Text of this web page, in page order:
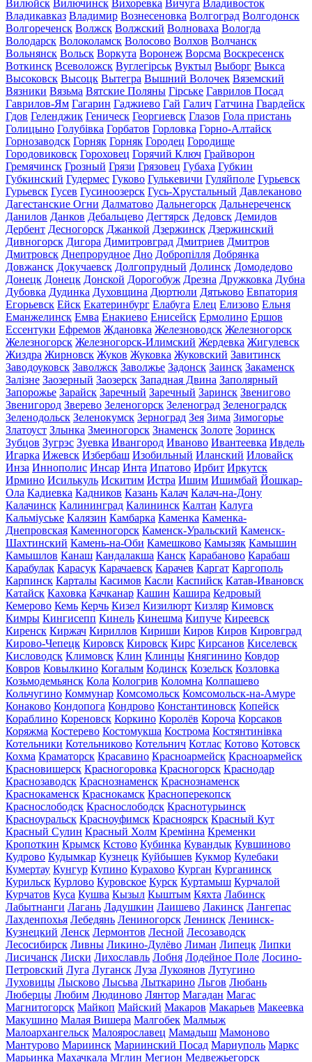
Вилюйск Вилючинск Вихоревка Вичуга Владивосток
Владикавказ Владимир Вознесеновка Волгоград Волгодонск
Волгореченск Волжск Волжский Волноваха Вологда
Володарск Волоколамск Волосово Волхов Волчанск
Вольнянск Вольск Воркута Воронеж Ворсма Воскресенск
Воткинск Всеволожск Вуглегірськ Вуктыл Выборг Выкса
Высоковск Высоцк Вытегра Вышний Волочек Вяземский
Вязники Вязьма Вятские Поляны Гірське Гаврилов Посад
Гаврилов-Ям Гагарин Гаджиево Гай Галич Гатчина Гвардейск
Гдов Геленджик Геническ Георгиевск Глазов Гола пристань
Голицыно Голубівка Горбатов Горловка Горно-Алтайск
Горнозаводск Горняк Горняк Городец Городище
Городовиковск Гороховец Горячий Ключ Грайворон
Гремячинск Грозный Грязи Грязовец Губаха Губкин
Губкинский Гудермес Гуково Гулькевичи Гуляйполе Гурьевск
Гурьевск Гусев Гусиноозерск Гусь-Хрустальный Давлеканово
Дагестанские Огни Далматово Дальнегорск Дальнереченск
Данилов Данков Дебальцево Дегтярск Дедовск Демидов
Дербент Десногорск Джанкой Дзержинск Дзержинский
Дивногорск Дигора Димитровград Дмитриев Дмитров
Дмитровск Днепрорудное Дно Добропілля Добрянка
Довжанск Докучаевск Долгопрудный Долинск Домодедово
Донецк Донецк Донской Дорогобуж Дрезна Дружковка Дубна
Дубовка Дудинка Духовщина Дюртюли Дятьково Евпатория
Егорьевск Ейск Екатеринбург Елабуга Елец Елизово Ельня
Еманжелинск Емва Енакиево Енисейск Ермолино Ершов
Ессентуки Ефремов Ждановка Железноводск Железногорск
Железногорск Железногорск-Илимский Жердевка Жигулевск
Жиздра Жирновск Жуков Жуковка Жуковский Завитинск
Заводоуковск Заволжск Заволжье Задонск Заинск Закаменск
Залізне Заозерный Заозерск Западная Двина Заполярный
Запорожье Зарайск Заречный Заречный Заринск Звенигово
Звенигород Зверево Зеленогорск Зеленоград Зеленоградск
Зеленодольск Зеленокумск Зерноград Зея Зима Зимогорье
Златоуст Злынка Змеиногорск Знаменск Золоте Зоринск
Зубцов Зугрэс Зуевка Ивангород Иваново Ивантеевка Ивдель
Игарка Ижевск Избербаш Изобильный Иланский Иловайск
Инза Иннополис Инсар Инта Ипатово Ирбит Иркутск
Ирмино Исилькуль Искитим Истра Ишим Ишимбай Йошкар-
Ола Кадиевка Кадников Казань Калач Калач-на-Дону
Калачинск Калининград Калининск Калтан Калуга
Кальміуське Калязин Камбарка Каменка Каменка-
Днепровская Каменногорск Каменск-Уральский Каменск-
Шахтинский Камень-на-Оби Камешково Камызяк Камышин
Камышлов Канаш Кандалакша Канск Карабаново Карабаш
Карабулак Карасук Карачаевск Карачев Каргат Каргополь
Карпинск Карталы Касимов Касли Каспийск Катав-Ивановск
Катайск Каховка Качканар Кашин Кашира Кедровый
Кемерово Кемь Керчь Кизел Кизилюрт Кизляр Кимовск
Кимры Кингисепп Кинель Кинешма Кипуче Киреевск
Киренск Киржач Кириллов Кириши Киров Киров Кировград
Кирово-Чепецк Кировск Кировск Кирс Кирсанов Киселевск
Кисловодск Климовск Клин Клинцы Княгинино Ковдор
Ковров Ковылкино Когалым Кодинск Козельск Козловка
Козьмодемьянск Кола Кологрив Коломна Колпашево
Кольчугино Коммунар Комсомольск Комсомольск-на-Амуре
Конаково Кондопога Кондрово Константиновск Копейск
Кораблино Кореновск Коркино Королёв Короча Корсаков
Коряжма Костерево Костомукша Кострома Костянтинівка
Котельники Котельниково Котельнич Котлас Котово Котовск
Кохма Краматорск Красавино Красноармейск Красноармейск
Красновишерск Красногоровка Красногорск Краснодар
Краснозаводск Краснознаменск Краснознаменск
Краснокаменск Краснокамск Красноперекопск
Краснослободск Краснослободск Краснотурьинск
Красноуральск Красноуфимск Красноярск Красный Кут
Красный Сулин Красный Холм Кремінна Кременки
Кропоткин Крымск Кстово Кубинка Кувандык Кувшиново
Кудрово Кудымкар Кузнецк Куйбышев Кукмор Кулебаки
Кумертау Кунгур Купино Курахово Курган Курганинск
Курильск Курлово Куровское Курск Куртамыш Курчалой
Курчатов Куса Кушва Кызыл Кыштым Кяхта Лабинск
Лабытнанги Лагань Ладушкин Лаишево Лакинск Лангепас
Лахденпохья Лебедянь Лениногорск Ленинск Ленинск-
Кузнецкий Ленск Лермонтов Лесной Лесозаводск
Лесосибирск Ливны Ликино-Дулёво Лиман Липецк Липки
Лисичанск Лиски Лихославль Лобня Лодейное Поле Лосино-
Петровский Луга Луганск Луза Лукоянов Лутугино
Луховицы Лысково Лысьва Лыткарино Льгов Любань
Люберцы Любим Людиново Лянтор Магадан Магас
Магнитогорск Майкоп Майский Макаров Макарьев Макеевка
Макушино Малая Вишера Малгобек Малмыж
Малоархангельск Малоярославец Мамадыш Мамоново
Мантурово Мариинск Мариинский Посад Мариуполь Маркс
Марьинка Махачкала Мглин Мегион Медвежьегорск